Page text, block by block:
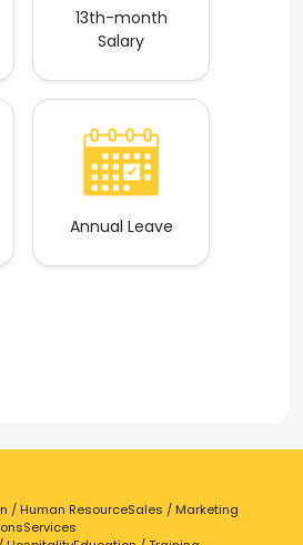
13th-month
Salary
Annual Leave
/ Human ResourceSales / Marketing
Services